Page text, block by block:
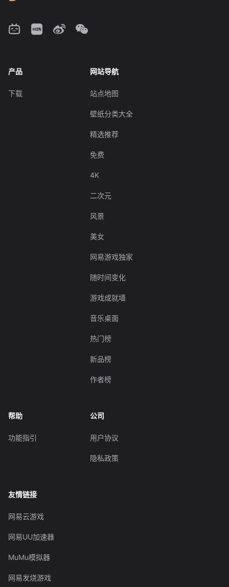
产品
下载
网站导航
站点地图
壁纸分类大全
精选推荐
免费
4K
二次元
风景
美女
网易游戏独家
随时间变化
游戏成就墙
音乐桌面
热门榜
新品榜
作者榜
帮助
功能指引
公司
用户协议
隐私政策
友情链接
网易云游戏
网易UU加速器
MuMu模拟器
网易发烧游戏